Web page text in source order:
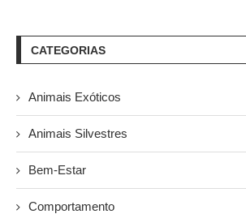
CATEGORIAS
Animais Exóticos
Animais Silvestres
Bem-Estar
Comportamento